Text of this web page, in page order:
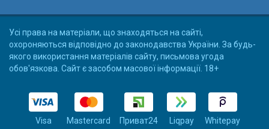
Усі права на матеріали, що знаходяться на сайті,
охороняються відповідно до законодавства України. За будь-
якого використання матеріалів сайту, письмова угода
обов'язкова. Сайт є засобом масової інформації. 18+
Visa Mastercard Приват24 Liqpay Whitepay